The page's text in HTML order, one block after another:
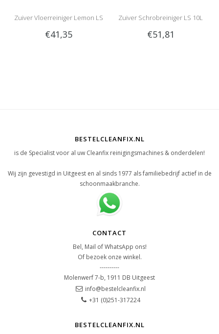
Zuiver Vloerreiniger Lemon LS
10L
€41,35
Zuiver Schrobreiniger LS 10L
€51,81
BESTELCLEANFIX.NL
is de Specialist voor al uw Cleanfix reinigingsmachines & onderdelen!
Wij zijn gevestigd in Uitgeest en al sinds 1977 als familiebedrijf actief in de
schoonmaakbranche.
CONTACT
Bel, Mail of WhatsApp ons!
Of bezoek onze winkel.
----------
Molenwerf 7-b, 1911 DB Uitgeest
info@bestelcleanfix.nl
+31 (0)251-317224
BESTELCLEANFIX.NL